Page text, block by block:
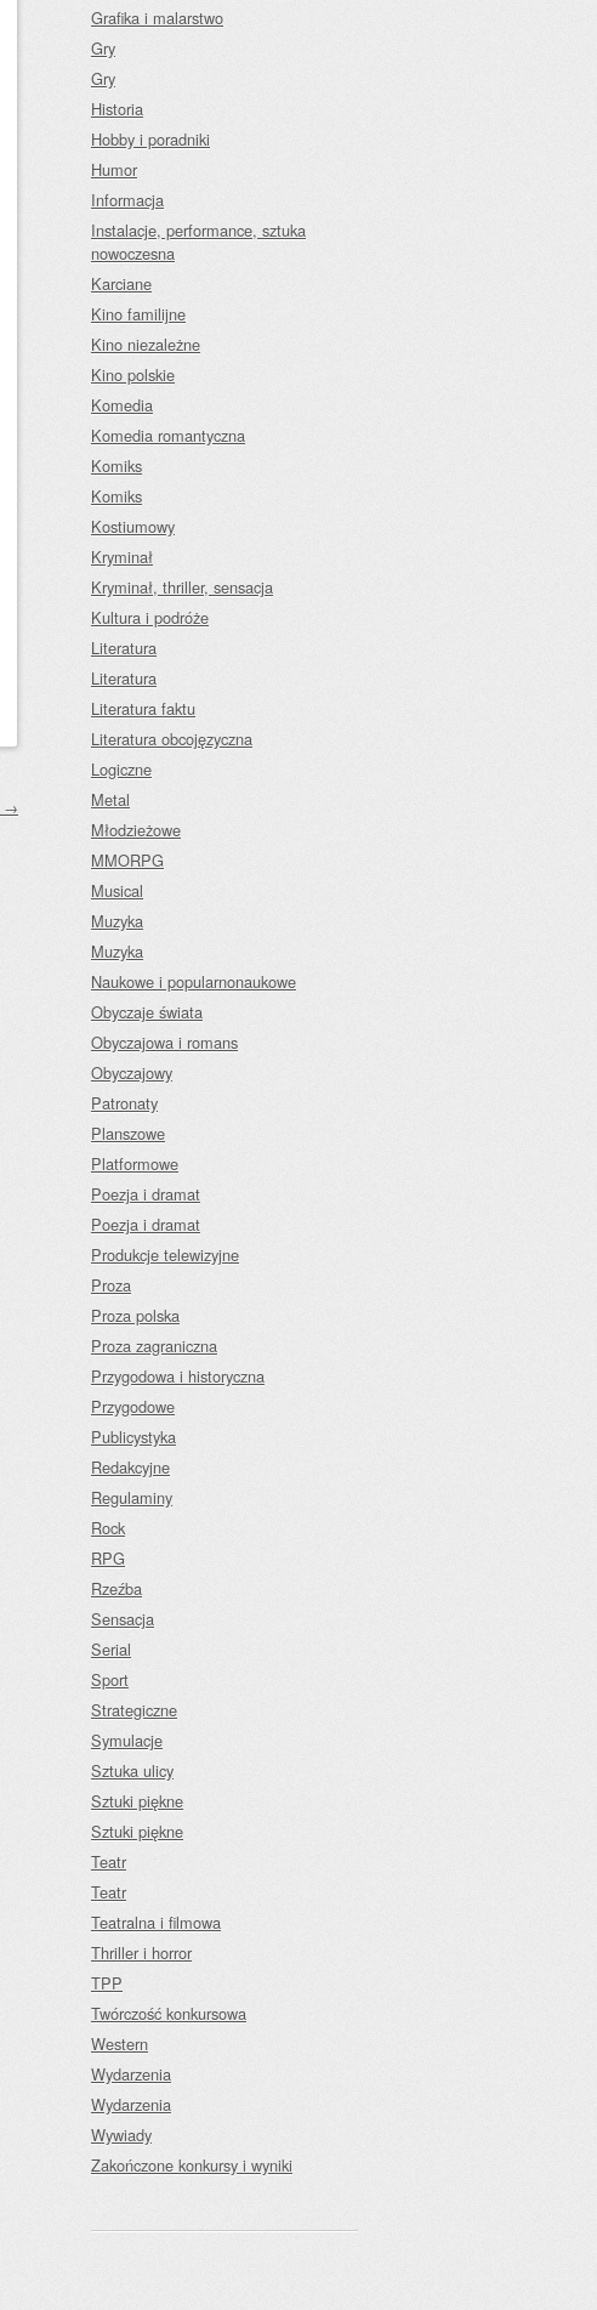
→
Grafika i malarstwo
Gry
Gry
Historia
Hobby i poradniki
Humor
Informacja
Instalacje, performance, sztuka
nowoczesna
Karciane
Kino familijne
Kino niezależne
Kino polskie
Komedia
Komedia romantyczna
Komiks
Komiks
Kostiumowy
Kryminał
Kryminał, thriller, sensacja
Kultura i podróże
Literatura
Literatura
Literatura faktu
Literatura obcojęzyczna
Logiczne
Metal
Młodzieżowe
MMORPG
Musical
Muzyka
Muzyka
Naukowe i popularnonaukowe
Obyczaje świata
Obyczajowa i romans
Obyczajowy
Patronaty
Planszowe
Platformowe
Poezja i dramat
Poezja i dramat
Produkcje telewizyjne
Proza
Proza polska
Proza zagraniczna
Przygodowa i historyczna
Przygodowe
Publicystyka
Redakcyjne
Regulaminy
Rock
RPG
Rzeźba
Sensacja
Serial
Sport
Strategiczne
Symulacje
Sztuka ulicy
Sztuki piękne
Sztuki piękne
Teatr
Teatr
Teatralna i filmowa
Thriller i horror
TPP
Twórczość konkursowa
Western
Wydarzenia
Wydarzenia
Wywiady
Zakończone konkursy i wyniki